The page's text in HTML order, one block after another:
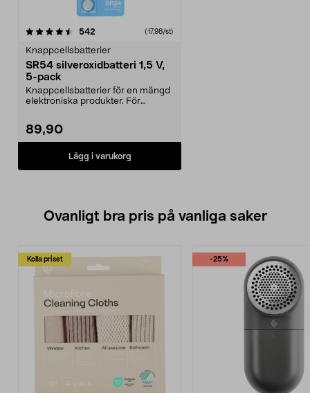
542 (17,98/st)
Knappcellsbatterier
SR54 silveroxidbatteri 1,5 V,
5-pack
Knappcellsbatterier för en mängd
elektroniska produkter. För
89,90
Lägg i varukorg
Ovanligt bra pris på vanliga saker
Kolla priset -25%